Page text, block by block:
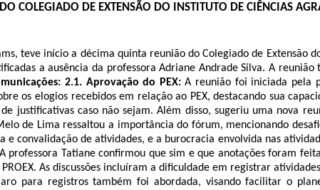
COLEGIADO DE EXTENSÃO DO INSTITUTO DE CIÊNCIAS
teve início a décima quinta reunião do Colegiado de Extensão
a ausência da professora Adriane Andrade Silva. A
2.1. Aprovação do PEX: A reunião foi iniciada pela
os elogios recebidos em relação ao PEX, destacando sua
justificativas caso não sejam. Além disso, sugeriu uma nova
de Lima ressaltou a importância do fórum, mencionando
e convalidação de atividades, e a burocracia envolvida nas
Tatiane confirmou que sim e que anotações foram
As discussões incluíram a dificuldade em registrar
para registros também foi abordada, visando facilitar o